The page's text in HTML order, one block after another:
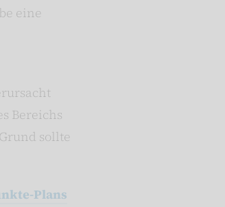
eine
Bereichs
sollte
Plans